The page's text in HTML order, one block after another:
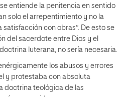
entiende la penitencia en sentido
solo el arrepentimiento y no la
con obras”. De esto se
del sacerdote entre Dios y el
luterana, no sería necesaria.
los abusos y errores
y protestaba con absoluta
doctrina teológica de las